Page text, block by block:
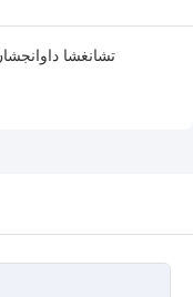
تشانغشا